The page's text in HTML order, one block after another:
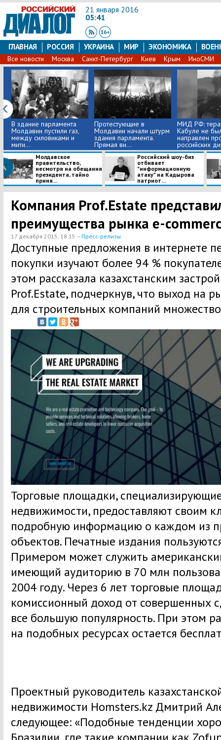
21 января 2016
05:41
ГЛАВНАЯ РОССИЯ УКРАИНА МИР ЭКОНОМИКА
Все новости Москва Санкт-Петербург Киев Крым ИноСМИ
В здание парламента
Молдавии пустили газ,
между силовиками и
мити...
Протестующие в
Молдавии начали штурм
здания парламента.
Прямая ви...
МИД РФ:
Кабуле не
направлен
российских
Молдавское
правительство,
несмотря на обещания
президента, тайно
приня...
Российский шоу-биз
отбивает
"информационную
атаку" на Кадырова
патриот...
Компания Prof.Estate
преимущества рынка e-
17 декабря 2015, 18:15 —Пресс-релизы
Доступные предложения в интернете
покупки изучают более 94 %
этом рассказала казахстанским
Prof.Estate, подчеркнув, что выход на
для строительных компаний
Торговые площадки,
недвижимости, предоставляют своим
подробную информацию о каждом из
объектов. Печатные издания
Примером может служить
имеющий аудиторию в 70 млн
2004 году. Через 6 лет торговые
комиссионный доход от совершенных
все большую популярность. При этом
на подобных ресурсах остается
Проектный руководитель
недвижимости Homsters.kz Дмитрий
следующее: «Подобные тенденции